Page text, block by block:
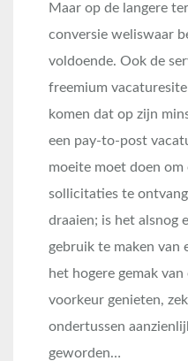
Maar op de langere
conversie weliswaar
voldoende. Ook de
freemium
komen dat op zijn
een pay-to-post
moeite moet doen om
sollicitaties te
draaien; is het alsnog
gebruik te maken van
het hogere gemak
voorkeur genieten,
ondertussen
geworden…